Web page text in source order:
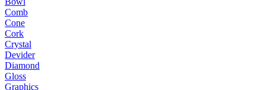
Comb
Cone
Cork
Crystal
Devider
Diamond
Gloss
Graphics